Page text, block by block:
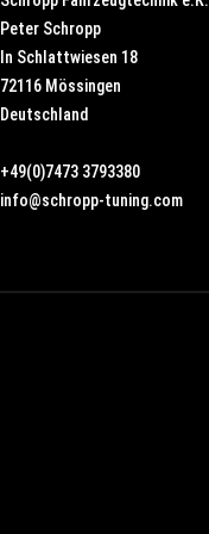
Peter Schropp
In Schlattwiesen 18
72116 Mössingen
Deutschland
+49(0)7473 3793380
info@schropp-tuning.com